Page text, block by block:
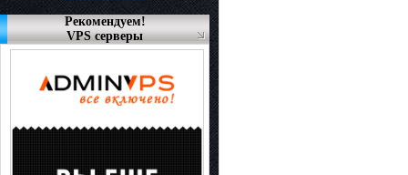
Рекомендуем!
VPS серверы